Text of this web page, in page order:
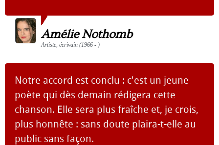
Amélie Nothomb
Artiste, écrivain (1966 - )
Notre accord est conclu : c'est un jeune
poète qui dès demain rédigera cette
chanson. Elle sera plus fraîche et, je crois,
plus honnête : sans doute plaira-t-elle au
public sans façon.